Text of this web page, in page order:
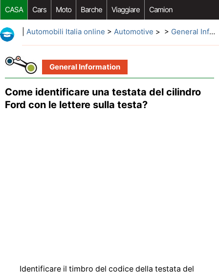
CASA Cars Moto Barche Viaggiare Camion
Riparazione Auto Acquisto Auto Car Opzioni Aftermarket
Automobili Italia online > Automotive > > General Information
General Information
Come identificare una testata del cilindro
Ford con le lettere sulla testa?
Identificare il timbro del codice della testata del